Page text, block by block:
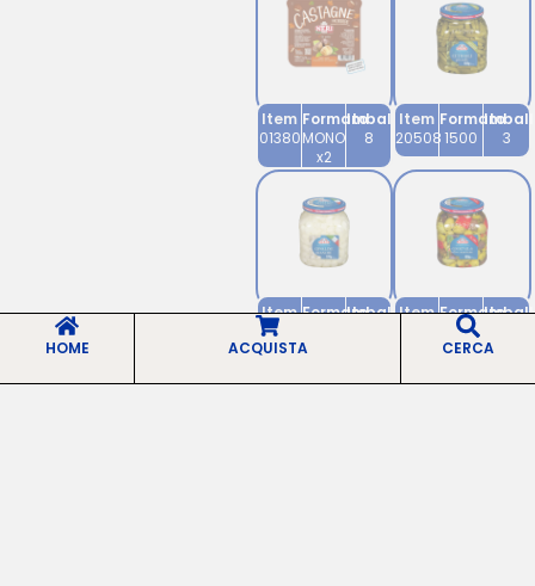
Item FormatoImballo
01380MONO
x2
8
Item Formato
20508 1500 3
Item FormatoImballo
21008
Item Formato
1500
HOME
ACQUISTA CERCA